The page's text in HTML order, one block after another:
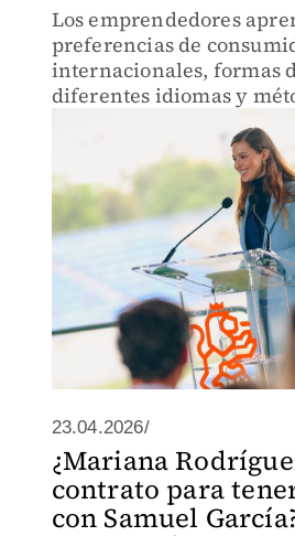
Los emprendedores
preferencias de
internacionales, formas
diferentes idiomas y
adaptados a visitantes
23.04.2026/
¿Mariana
contrato para
con Samuel